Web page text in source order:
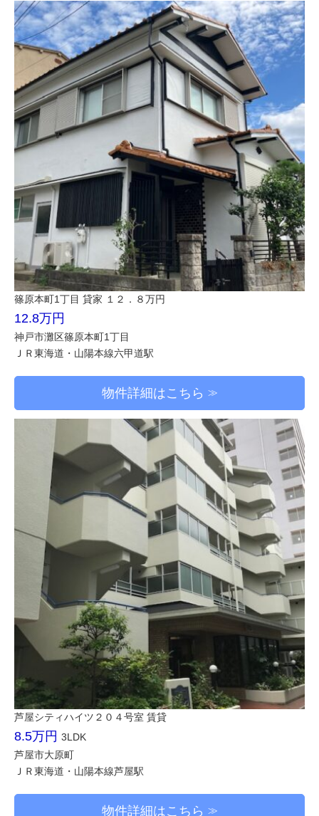
篠原本町1丁目 貸家 １２．８万円
12.8万円
神戸市灘区篠原本町1丁目
ＪＲ東海道・山陽本線六甲道駅
物件詳細はこちら
芦屋シティハイツ２０４号室 賃貸
8.5万円 3LDK
芦屋市大原町
ＪＲ東海道・山陽本線芦屋駅
物件詳細はこちら